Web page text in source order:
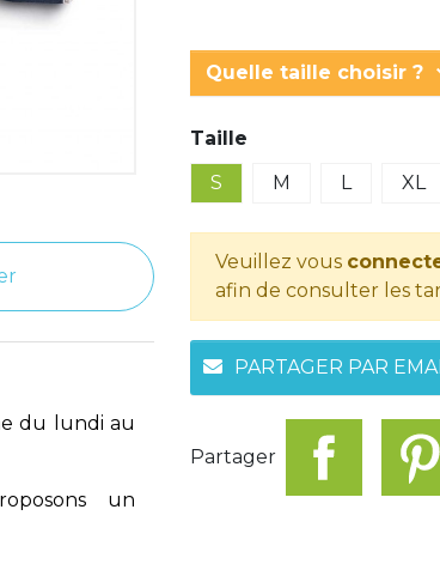
du lundi au
un
Quelle taille choisir ?
Taille
S
M L XL
Veuillez vous
afin de consulter les
PARTAGER PAR
Partager